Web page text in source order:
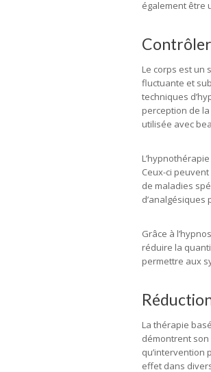
également être
Contrôler
Le corps est un
fluctuante et
techniques
perception de
utilisée avec
Ceux-ci
de maladies
Grâce à
réduire la
permettre aux
La thérapie
démontrent son
qu’intervention
effet dans